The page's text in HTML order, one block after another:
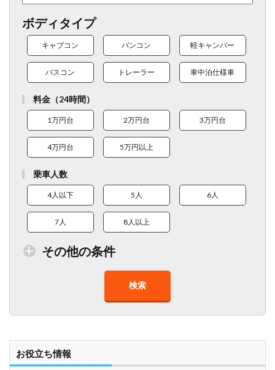
ボディタイプ
キャブコン バンコン 軽キャンパー
バスコン トレーラー 車中泊仕様車
料金（24時間）
1万円台 2万円台 3万円台
4万円台 5万円以上
乗車人数
4人以下 5人 6人
7人 8人以上
その他の条件
車椅子対応
検索
お役立ち情報